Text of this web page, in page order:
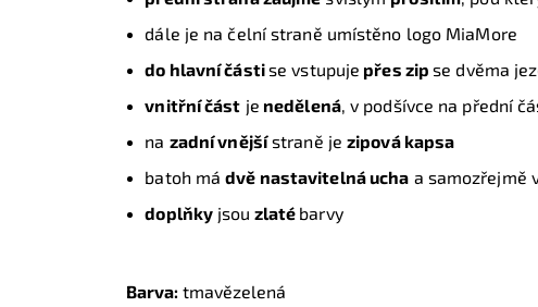
dále je na čelní straně umístěno logo MiaMore
do hlavní částise vstupuje přes zipse dvěma
vnitřní část je nedělená, v podšívce na přední
na zadní vnějšístraně jezipová kapsa
batoh mádvě nastavitelná ucha a samozřejmě
doplňky jsou zlaté barvy
Barva: tmavězelená